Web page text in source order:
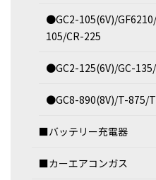
●GC2-105(6V)/
105/CR-225
●GC2-125(6V)/GC-
●GC8-890(8V)/T-875/
■バッテリー充電器
■カーエアコンガス